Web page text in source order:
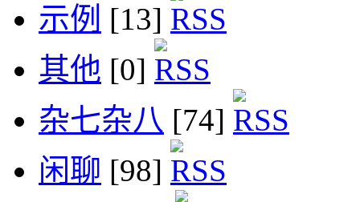
示例 [13]
其他 [0]
杂七杂八 [74]
闲聊 [98]